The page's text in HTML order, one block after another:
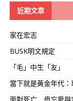
近期文章
家在宏志
BUSK明文規定
「毛」中生「友」
當下就是黃金年代